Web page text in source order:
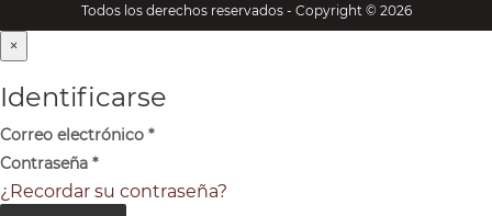
Todos los derechos reservados - Copyright © 2026
×
Identificarse
Correo electrónico *
Contraseña *
¿Recordar su contraseña?